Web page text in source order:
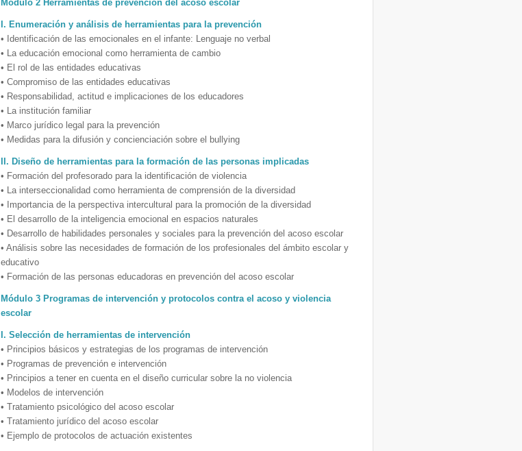
Módulo 2 Herramientas de prevención del acoso escolar
I. Enumeración y análisis de herramientas para la prevención
• Identificación de las emocionales en el infante: Lenguaje no verbal
• La educación emocional como herramienta de cambio
• El rol de las entidades educativas
• Compromiso de las entidades educativas
• Responsabilidad, actitud e implicaciones de los educadores
• La institución familiar
• Marco jurídico legal para la prevención
• Medidas para la difusión y concienciación sobre el bullying
II. Diseño de herramientas para la formación de las personas implicadas
• Formación del profesorado para la identificación de violencia
• La interseccionalidad como herramienta de comprensión de la diversidad
• Importancia de la perspectiva intercultural para la promoción de la diversidad
• El desarrollo de la inteligencia emocional en espacios naturales
• Desarrollo de habilidades personales y sociales para la prevención del acoso escolar
• Análisis sobre las necesidades de formación de los profesionales del ámbito escolar y
educativo
• Formación de las personas educadoras en prevención del acoso escolar
Módulo 3 Programas de intervención y protocolos contra el acoso y violencia
escolar
I. Selección de herramientas de intervención
• Principios básicos y estrategias de los programas de intervención
• Programas de prevención e intervención
• Principios a tener en cuenta en el diseño curricular sobre la no violencia
• Modelos de intervención
• Tratamiento psicológico del acoso escolar
• Tratamiento jurídico del acoso escolar
• Ejemplo de protocolos de actuación existentes